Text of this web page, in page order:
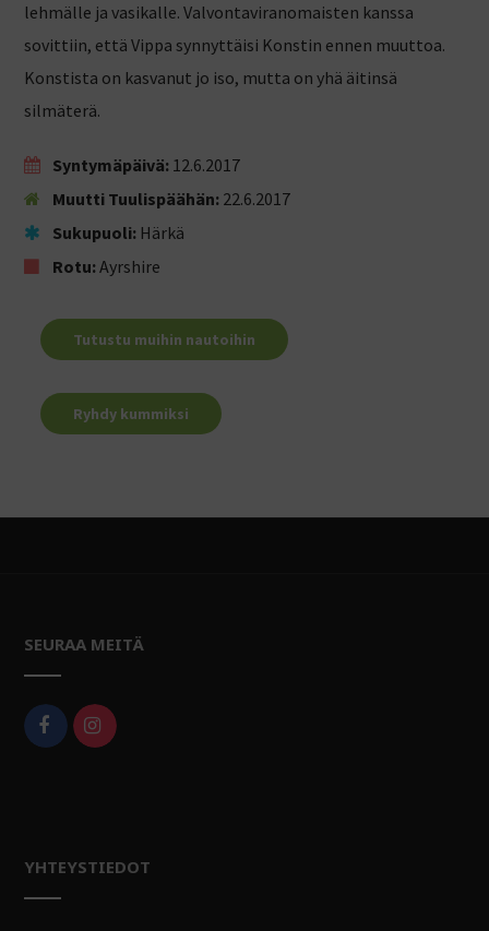
lehmälle ja vasikalle. Valvontaviranomaisten kanssa
sovittiin, että Vippa synnyttäisi Konstin ennen muuttoa.
Konstista on kasvanut jo iso, mutta on yhä äitinsä
silmäterä.
Syntymäpäivä: 12.6.2017
Muutti Tuulispäähän: 22.6.2017
Sukupuoli: Härkä
Rotu:Ayrshire
Tutustu muihin nautoihin
Ryhdy kummiksi
SEURAA MEITÄ
YHTEYSTIEDOT